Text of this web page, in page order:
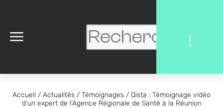
Accueil / Actualités / Témoignages / Qista : Témoignage vidéo
d’un expert de l’Agence Régionale de Santé à la Réunion